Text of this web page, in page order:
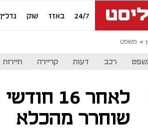
24/7 באזז שוק נדל"ן
משפט
רכב דעות קריירה תיירות
לאחר 16
שוחרר מהכלא